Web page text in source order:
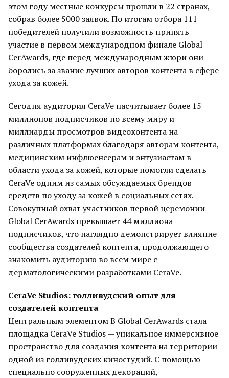
этом году местные конкурсы прошли в 22 странах,
собрав более 5000 заявок. По итогам отбора 111
победителей получили возможность принять
участие в первом международном финале Global
CerAwards, где перед международным жюри они
боролись за звание лучших авторов контента в сфере
ухода за кожей.
Сегодня аудитория CeraVe насчитывает более 15
миллионов подписчиков по всему миру и
миллиарды просмотров видеоконтента на
различных платформах благодаря авторам контента,
медицинским инфлюенсерам и энтузиастам в
области ухода за кожей, которые помогли сделать
CeraVe одним из самых обсуждаемых брендов
средств по уходу за кожей в социальных сетях.
Совокупный охват участников первой церемонии
Global CerAwards превышает 44 миллиона
подписчиков, что наглядно демонстрирует влияние
сообщества создателей контента, продолжающего
знакомить аудиторию во всем мире с
дерматологическими разработками CeraVe.
CeraVe Studios: голливудский опыт для
создателей контента
Центральным элементом В Global CerAwards стала
площадка CeraVe Studios — уникальное иммерсивное
пространство для создания контента на территории
одной из голливудских киностудий. С помощью
специально сооруженных декораций,